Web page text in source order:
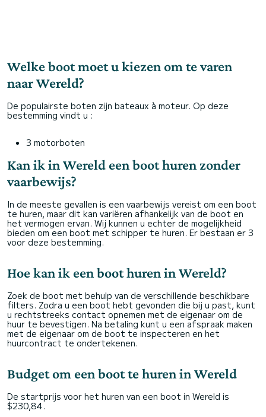
Welke boot moet u kiezen om te varen
naar Wereld?
De populairste boten zijn bateaux à moteur. Op deze
bestemming vindt u :
3 motorboten
Kan ik in Wereld een boot huren zonder
vaarbewijs?
In de meeste gevallen is een vaarbewijs vereist om een boot
te huren, maar dit kan variëren afhankelijk van de boot en
het vermogen ervan. Wij kunnen u echter de mogelijkheid
bieden om een boot met schipper te huren. Er bestaan er 3
voor deze bestemming.
Hoe kan ik een boot huren in Wereld?
Zoek de boot met behulp van de verschillende beschikbare
filters. Zodra u een boot hebt gevonden die bij u past, kunt
u rechtstreeks contact opnemen met de eigenaar om de
huur te bevestigen. Na betaling kunt u een afspraak maken
met de eigenaar om de boot te inspecteren en het
huurcontract te ondertekenen.
Budget om een boot te huren in Wereld
De startprijs voor het huren van een boot in Wereld is
$230,84.